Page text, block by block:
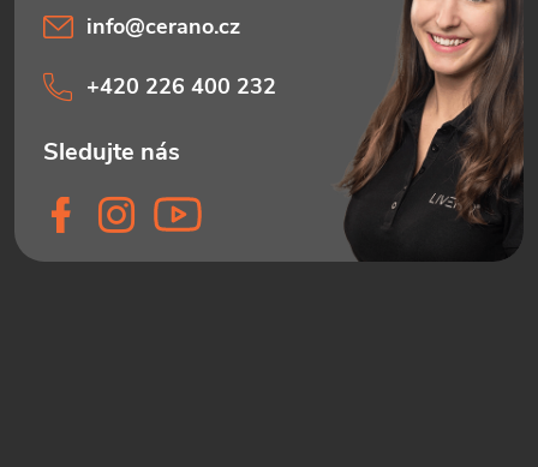
info@cerano.cz
+420 226 400 232